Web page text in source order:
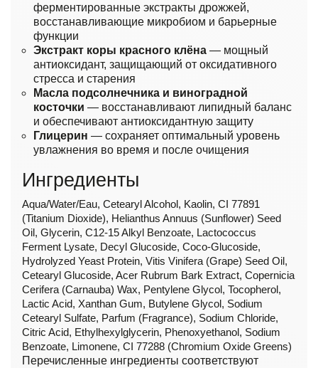
ферментированные экстракты дрожжей,
восстанавливающие микробиом и барьерные
функции
Экстракт коры красного клёна — мощный
антиоксидант, защищающий от оксидативного
стресса и старения
Масла подсолнечника и виноградной
косточки — восстанавливают липидный баланс
и обеспечивают антиоксидантную защиту
Глицерин — сохраняет оптимальный уровень
увлажнения во время и после очищения
Ингредиенты
Aqua/Water/Eau, Cetearyl Alcohol, Kaolin, CI 77891
(Titanium Dioxide), Helianthus Annuus (Sunflower) Seed
Oil, Glycerin, C12-15 Alkyl Benzoate, Lactococcus
Ferment Lysate, Decyl Glucoside, Coco-Glucoside,
Hydrolyzed Yeast Protein, Vitis Vinifera (Grape) Seed Oil,
Cetearyl Glucoside, Acer Rubrum Bark Extract, Copernicia
Cerifera (Carnauba) Wax, Pentylene Glycol, Tocopherol,
Lactic Acid, Xanthan Gum, Butylene Glycol, Sodium
Cetearyl Sulfate, Parfum (Fragrance), Sodium Chloride,
Citric Acid, Ethylhexylglycerin, Phenoxyethanol, Sodium
Benzoate, Limonene, CI 77288 (Chromium Oxide Greens)
Перечисленные ингредиенты соответствуют